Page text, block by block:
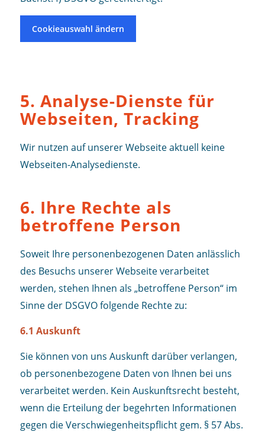
Cookieauswahl ändern
5. Analyse-Dienste für
Webseiten, Tracking
Wir nutzen auf unserer Webseite aktuell keine
Webseiten-Analysedienste.
6. Ihre Rechte als
betroffene Person
Soweit Ihre personenbezogenen Daten anlässlich
des Besuchs unserer Webseite verarbeitet
werden, stehen Ihnen als „betroffene Person“ im
Sinne der DSGVO folgende Rechte zu:
6.1 Auskunft
Sie können von uns Auskunft darüber verlangen,
ob personenbezogene Daten von Ihnen bei uns
verarbeitet werden. Kein Auskunftsrecht besteht,
wenn die Erteilung der begehrten Informationen
gegen die Verschwiegenheitspflicht gem. § 57 Abs.